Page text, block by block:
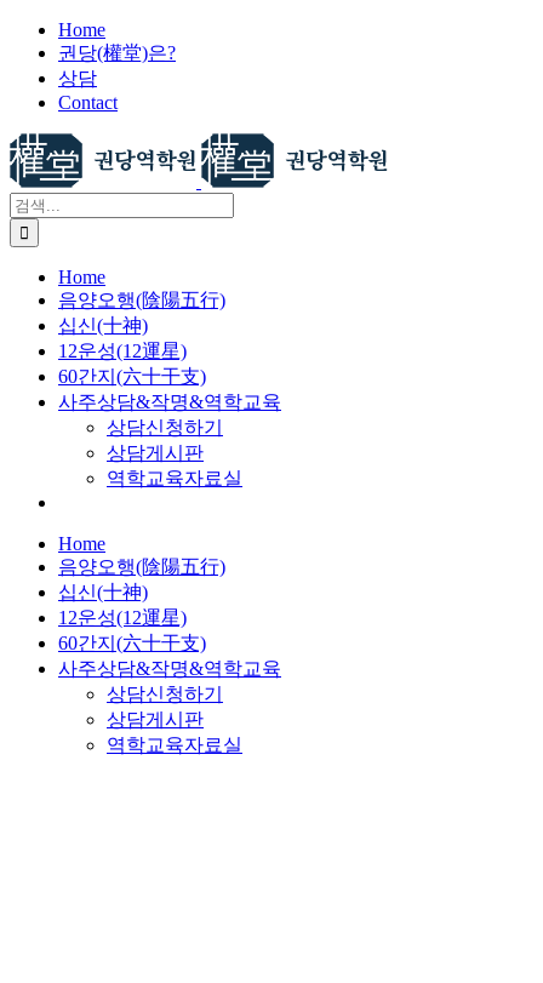
건
너
뛰
기
Home
권당(權堂)은?
상담
Contact
검
색:
Home
음양오행(陰陽五行)
십신(十神)
12운성(12運星)
60간지(六十干支)
사주상담&작명&역학교육
상담신청하기
상담게시판
역학교육자료실
Home
음양오행(陰陽五行)
십신(十神)
12운성(12運星)
60간지(六十干支)
사주상담&작명&역학교육
상담신청하기
상담게시판
역학교육자료실